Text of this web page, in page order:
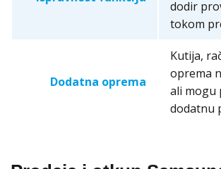
dodir
tokom
Dodatna oprema
Kutija,
oprema
ali mogu
dodatnu